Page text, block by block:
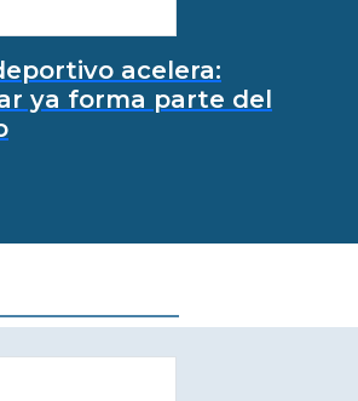
acelera:
ya forma parte del